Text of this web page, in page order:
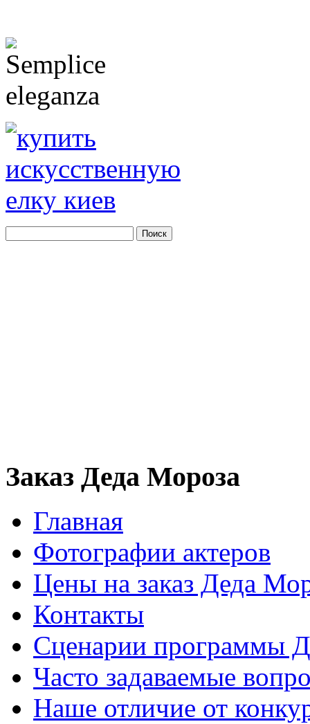
Заказ Деда Мороза
Главная
Фотографии актеров
Цены на заказ Деда
Контакты
Сценарии программы
Часто задаваемые
Наше отличие от